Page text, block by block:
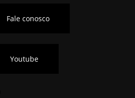
Fale conosco
Youtube